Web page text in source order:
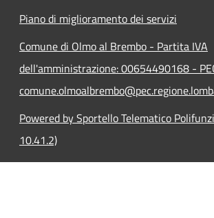
Piano di miglioramento dei servizi
Comune di Olmo al Brembo - Partita IVA
dell'amministrazione: 00654490168 -
Powered by Sportello Telematico
10.41.2)